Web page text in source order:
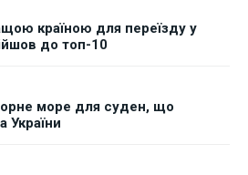
країною для переїзду у
до топ-10
море для суден, що
України